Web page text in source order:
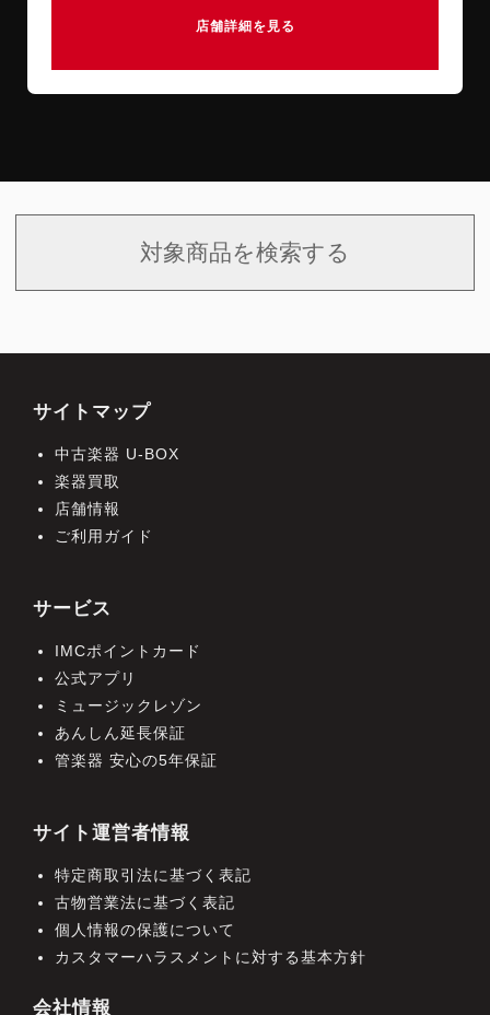
店舗詳細を見る
対象商品を検索する
サイトマップ
中古楽器 U-BOX
楽器買取
店舗情報
ご利用ガイド
サービス
IMCポイントカード
公式アプリ
ミュージックレゾン
あんしん延長保証
管楽器 安心の5年保証
サイト運営者情報
特定商取引法に基づく表記
古物営業法に基づく表記
個人情報の保護について
カスタマーハラスメントに対する基本方針
会社情報